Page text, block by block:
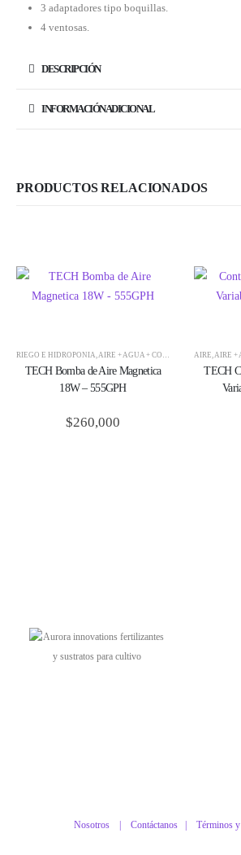
3 adaptadores tipo boquillas.
4 ventosas.
DESCRIPCIÓN
INFORMACIÓN ADICIONAL
PRODUCTOS RELACIONADOS
,TECH
RIEGO E HIDROPONÍA AIRE + AGUA + CO2 BOMBAS DE AIRE ,
TECH Bomba de Aire Magnetica
18W – 555GPH
$260,000
AIRE AIRE +
TECH
Nosotros | Contáctanos Términos